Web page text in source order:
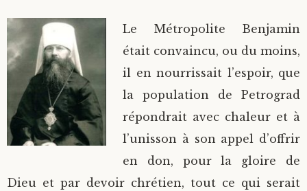
Le Métropolite Benjamin
était convaincu, ou du moins,
il en nourrissait l’espoir, que
la population de Petrograd
répondrait avec chaleur et à
l’unisson à son appel d’offrir
en don, pour la gloire de
Dieu et par devoir chrétien, tout ce qui serait